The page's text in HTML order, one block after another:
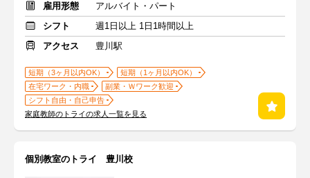
雇用形態
アルバイト・パート
シフト
週1日以上 1日1時間以上
アクセス
豊川駅
短期（3ヶ月以内OK）
短期（1ヶ月以内OK）
在宅ワーク・内職
副業・Ｗワーク歓迎
シフト自由・自己申告
家庭教師のトライの求人一覧を見る
個別教室のトライ 豊川校